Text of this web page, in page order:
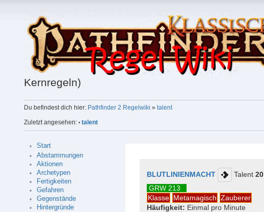
Kernregeln)
Du befindest dich hier: Pathfinder 2 Regelwiki » talent
Zuletzt angesehen: • talent
Start
Abstammungen
Aktionen
Archetypen
Fertigkeiten
Gefahren
Gegenstände
Hintergründe
BLUTLINIENMACHT Talent 20
GRW 213
Klasse Metamagisch Zauberer
Häufigkeit: Einmal pro Minute